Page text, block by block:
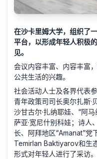
在沙卡里姆大学，组织了
平台，以形成年轻人积极
见。
会议内容丰富、内容丰富
公共生活的兴趣。
社会活动人士及各界代表
青年政策司司长奥尔扎斯·
沙甘古尔·扎纳耶娃、“阿
萨亚·宽尼什别科娃；诗
长、阿拜地区“Amanat”党
Temirlan Baktiyarov和生
形式对年轻人进行了采访。